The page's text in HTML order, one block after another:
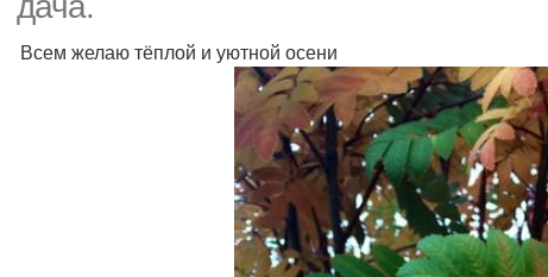
Всем желаю тёплой и уютной осени